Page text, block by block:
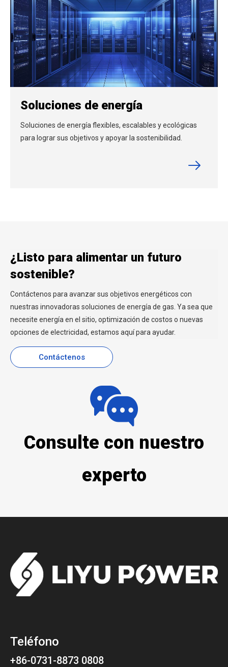
Soluciones de energía
Soluciones de energía flexibles, escalables y ecológicas
para lograr sus objetivos y apoyar la sostenibilidad.
¿Listo para alimentar un futuro
sostenible?
Contáctenos para avanzar sus objetivos energéticos con
nuestras innovadoras soluciones de energía de gas. Ya sea que
necesite energía en el sitio, optimización de costos o nuevas
opciones de electricidad, estamos aquí para ayudar.
Contáctenos
Consulte con nuestro
experto
Teléfono
+86-0731-8873 0808